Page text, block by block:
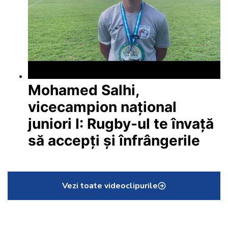
Mohamed Salhi,
vicecampion național
juniori I: Rugby-ul te învață
să accepți și înfrângerile
Vezi toate videoclipurile